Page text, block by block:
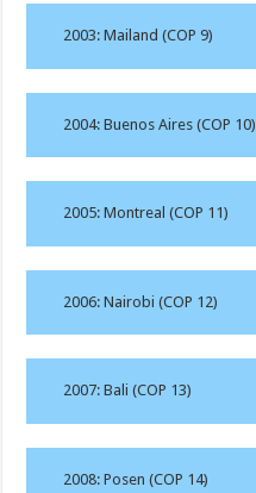
2003: Mailand (COP 9)
2004: Buenos Aires (COP 10)
2005: Montreal (COP 11)
2006: Nairobi (COP 12)
2007: Bali (COP 13)
2008: Posen (COP 14)